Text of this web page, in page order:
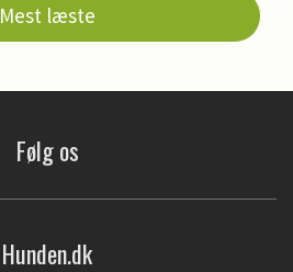
Mest læste
Følg os
Hunden.dk